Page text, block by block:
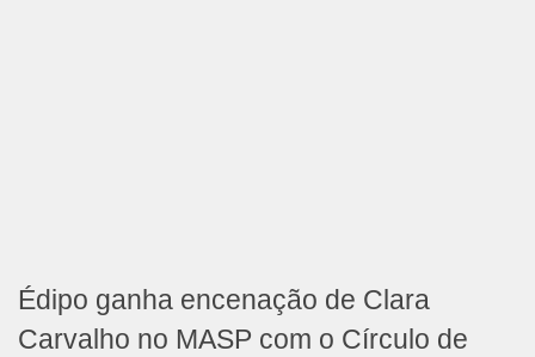
Édipo ganha encenação de Clara
Carvalho no MASP com o Círculo de